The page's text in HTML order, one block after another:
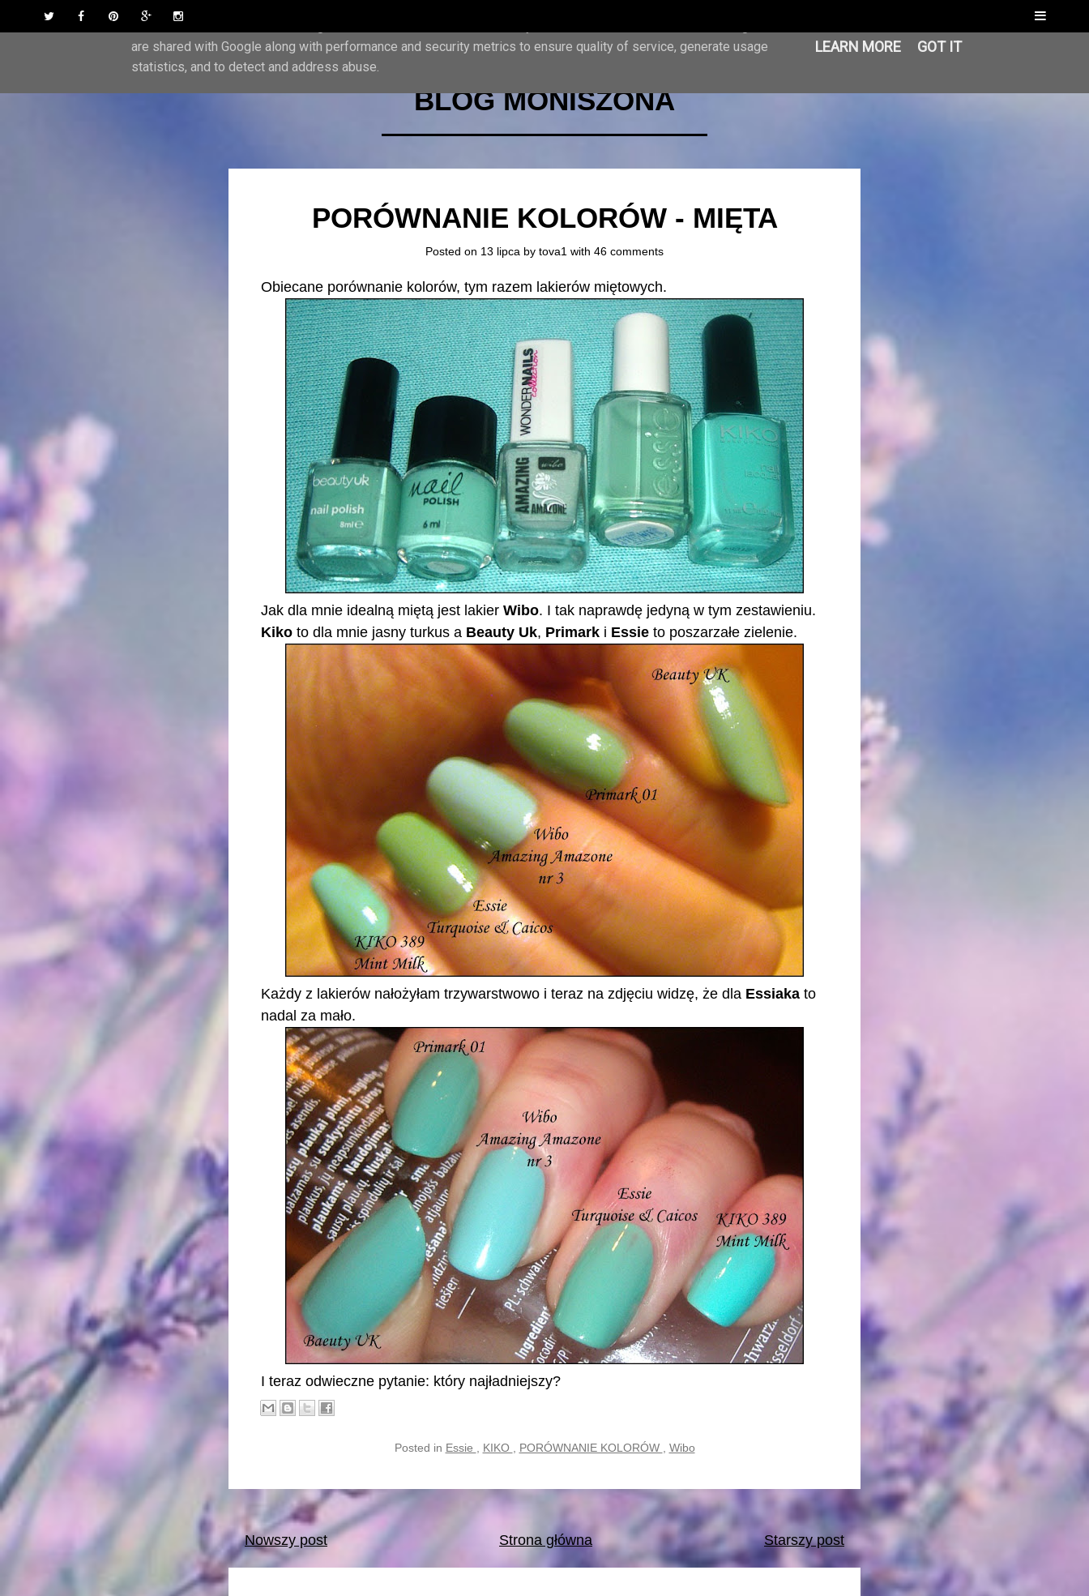
Menu
Skip to content
Twitter
Facebook
Pinterest
Google Plus
Instagram
BLOG MONISZONA
PORÓWNANIE KOLORÓW - MIĘTA
Posted on 13 lipca by tova1 with 46 comments
Obiecane porównanie kolorów, tym razem lakierów miętowych.
Jak dla mnie idealną miętą jest lakier Wibo. I tak naprawdę jedyną w tym zestawieniu.
Kiko to dla mnie jasny turkus a Beauty Uk, Primark i Essie to poszarzałe zielenie.
Każdy z lakierów nałożyłam trzywarstwowo i teraz na zdjęciu widzę, że dla Essiaka to
nadal za mało.
I teraz odwieczne pytanie: który najładniejszy?
Posted in Essie KIKO PORÓWNANIE KOLORÓW Wibo
Nowszy post Starszy post
Strona główna
This site uses cookies from Google to deliver its services and to analyze traffic. Your IP address and user-agent
are shared with Google along with performance and security metrics to ensure quality of service, generate usage
statistics, and to detect and address abuse.
LEARN MORE GOT IT